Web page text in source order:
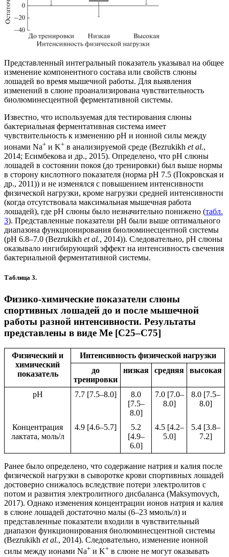
Представленный интегральный показатель указывал на общее
изменение компонентного состава или свойств слюны
лошадей во время мышечной работы. Для выявления
изменений в слюне проанализирована чувствительность
биолюминесцентной ферментативной системы.
Известно, что используемая для тестирования слюны
бактериальная ферментативная система имеет
чувствительность к изменению рН и ионной силы между
ионами Na+ и K+ в анализируемой среде (Bezrukikh et al.,
2014; Есимбекова и др., 2015). Определено, что рН слюны
лошадей в состоянии покоя (до тренировки) был выше нормы
в сторону кислотного показателя (норма рН 7.5 (Покровская и
др., 2011)) и не изменялся с повышением интенсивности
физической нагрузки, кроме нагрузки средней интенсивности
(когда отсутствовала максимальная мышечная работа
лошадей), где рН слюны было незначительно понижено (табл.
3). Представленные показатели рН были выше оптимального
диапазона функционирования биолюминесцентной системы
(рН 6.8–7.0 (Bezrukikh et al., 2014)). Следовательно, рН слюны
оказывало ингибирующий эффект на интенсивность свечения
бактериальной ферментативной системы.
Таблица 3.
Физико-химические показатели слюны
спортивных лошадей до и после мышечной
работы разной интенсивности. Результаты
представлены в виде Me [С25–С75]
Физический и
химический
показатель
Интенсивность физической нагрузки
до
тренировки
низкая средняя высокая
рН 7.7 [7.5–8.0]
8.0
[7.5–
8.0]
7.0 [7.0–
8.0]
8.0 [7.5–
8.0]
Концентрация
лактата, моль/л
4.9 [4.6–5.7]
5.2
[4.9–
6.0]
4.5 [4.2–
5.0]
5.4 [3.8–
7.2]
Ранее было определено, что содержание натрия и калия после
физической нагрузки в сыворотке крови спортивных лошадей
достоверно снижалось вследствие потери электролитов с
потом и развития электролитного дисбаланса (Maksymovych,
2017). Однако изменения концентрации ионов натрия и калия
в слюне лошадей достаточно малы (6–23 ммоль/л) и
представленные показатели входили в чувствительный
диапазон функционирования биолюминесцентной системы
(Bezrukikh et al., 2014). Следовательно, изменение ионной
силы между ионами Na+ и K+ в слюне не могут оказывать